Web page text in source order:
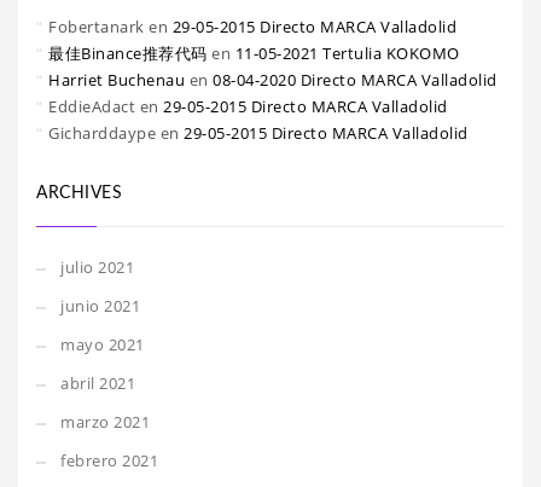
Fobertanark en 29-05-2015 Directo MARCA Valladolid
最佳Binance推荐代码 en 11-05-2021 Tertulia KOKOMO
Harriet Buchenau en 08-04-2020 Directo MARCA Valladolid
EddieAdact en 29-05-2015 Directo MARCA Valladolid
Gicharddaype en 29-05-2015 Directo MARCA Valladolid
ARCHIVES
julio 2021
junio 2021
mayo 2021
abril 2021
marzo 2021
febrero 2021